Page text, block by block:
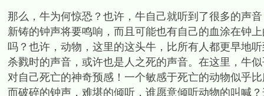
那么，牛为何惊恐？也许，牛自己就听到了很多的声
新铸的钟声将要鸣响，而且可能也有自己的血涂在钟
吗？也许，动物，这里的这头牛，比所有人都更早地
杀戮时的声音，或许也是人之死的声音。在这里，牛
对自己死亡的神奇预感！一个敏感于死亡的动物似乎
而破碎的钟声，难堪的倾听，谁愿意倾听动物的叫喊